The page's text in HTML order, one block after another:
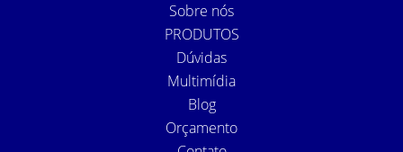
Sobre nós
PRODUTOS
Dúvidas
Multimídia
Blog
Orçamento